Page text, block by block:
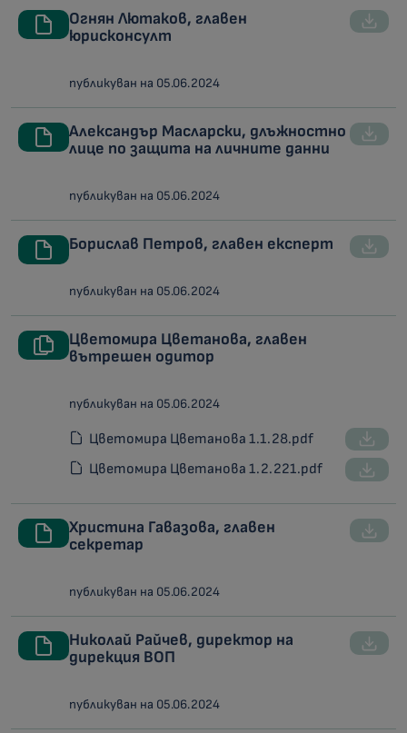
Огнян Лютаков, главен
юрисконсулт
публикуван на 05.06.2024
Александър Масларски, длъжностно
лице по защита на личните данни
публикуван на 05.06.2024
Борислав Петров, главен експерт
публикуван на 05.06.2024
Цветомира Цветанова, главен
вътрешен одитор
публикуван на 05.06.2024
Цветомира Цветанова 1.1.28.pdf
Цветомира Цветанова 1.2.221.pdf
Христина Гавазова, главен
секретар
публикуван на 05.06.2024
Николай Райчев, директор на
дирекция ВОП
публикуван на 05.06.2024